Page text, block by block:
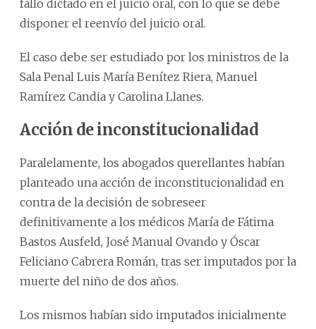
fallo dictado en el juicio oral, con lo que se debe
disponer el reenvío del juicio oral.
El caso debe ser estudiado por los ministros de la
Sala Penal Luis María Benítez Riera, Manuel
Ramírez Candia y Carolina Llanes.
Acción de inconstitucionalidad
Paralelamente, los abogados querellantes habían
planteado una acción de inconstitucionalidad en
contra de la decisión de sobreseer
definitivamente a los médicos María de Fátima
Bastos Ausfeld, José Manual Ovando y Óscar
Feliciano Cabrera Román, tras ser imputados por la
muerte del niño de dos años.
Los mismos habían sido imputados inicialmente